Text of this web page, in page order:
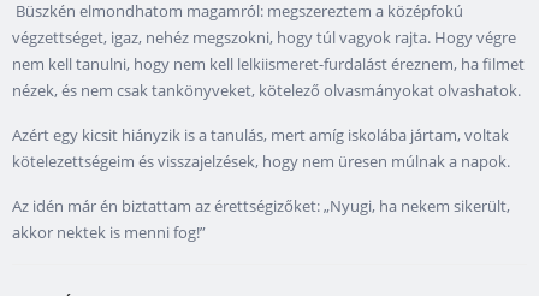
Büszkén elmondhatom magamról: megszereztem a középfokú
végzettséget, igaz, nehéz megszokni, hogy túl vagyok rajta. Hogy végre
nem kell tanulni, hogy nem kell lelkiismeret-furdalást éreznem, ha filmet
nézek, és nem csak tankönyveket, kötelező olvasmányokat olvashatok.
Azért egy kicsit hiányzik is a tanulás, mert amíg iskolába jártam, voltak
kötelezettségeim és visszajelzések, hogy nem üresen múlnak a napok.
Az idén már én biztattam az érettségizőket: „Nyugi, ha nekem sikerült,
akkor nektek is menni fog!”